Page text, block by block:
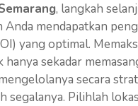
, langkah
Anda mendapatkan
yang optimal.
hanya sekadar
secara
segalanya. Pilihlah